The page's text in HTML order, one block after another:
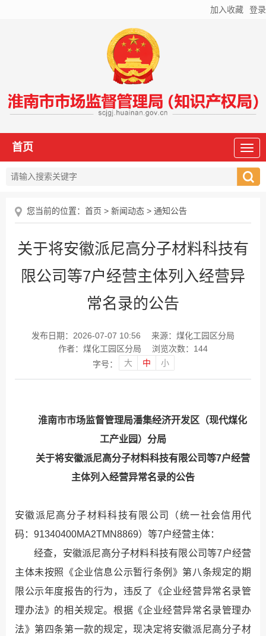
加入收藏 登录
首页
您当前的位置： 首页 > 新闻动态 > 通知公告
关于将安徽派尼高分子材料科技有
限公司等7户经营主体列入经营异
常名录的公告
发布日期：2026-07-07 10:56
来源：煤化工园区分局
作者：煤化工园区分局
浏览次数： 144
字号：
大 中 小
淮南市市场监督管理局潘集经济开发区（现代煤化
工产业园）分局
关于将安徽派尼高分子材料科技有限公司等7户经营
主体列入经营异常名录的公告
安徽派尼高分子材料科技有限公司（统一社会信用代
码：91340400MA2TMN8869）等7户经营主体：
经查，安徽派尼高分子材料科技有限公司等7户经营
主体未按照《企业信息公示暂行条例》第八条规定的期
限公示年度报告的行为，违反了《企业经营异常名录管
理办法》的相关规定。根据《企业经营异常名录管理办
法》第四条第一款的规定，现决定将安徽派尼高分子材